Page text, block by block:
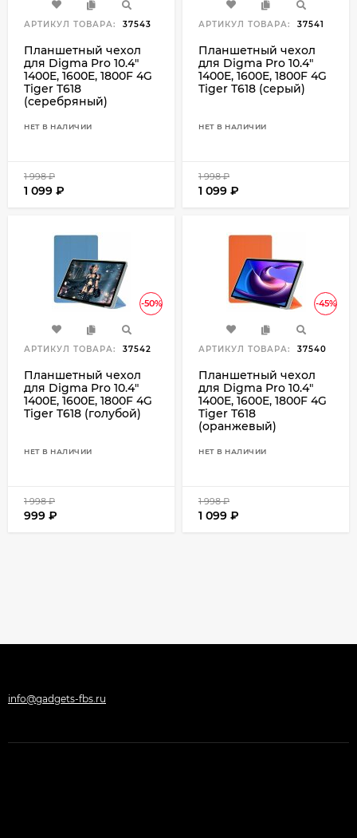
АРТИКУЛ ТОВАРА: 37543
Планшетный чехол
для Digma Pro 10.4"
1400E, 1600E, 1800F 4G
Tiger T618
(серебряный)
НЕТ В НАЛИЧИИ
1 998₽
1 099 ₽
АРТИКУЛ ТОВАРА: 37541
Планшетный чехол
для Digma Pro 10.4"
1400E, 1600E, 1800F 4G
Tiger T618 (серый)
НЕТ В НАЛИЧИИ
1 998₽
1 099 ₽
-50%
АРТИКУЛ ТОВАРА: 37542
Планшетный чехол
для Digma Pro 10.4"
1400E, 1600E, 1800F 4G
Tiger T618 (голубой)
НЕТ В НАЛИЧИИ
1 998₽
999 ₽
-45%
АРТИКУЛ ТОВАРА: 37540
Планшетный чехол
для Digma Pro 10.4"
1400E, 1600E, 1800F 4G
Tiger T618
(оранжевый)
НЕТ В НАЛИЧИИ
1 998₽
1 099 ₽
info@gadgets-fbs.ru